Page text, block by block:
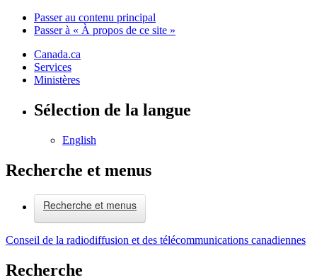
Passer au contenu principal
Passer à « À propos de ce site »
Canada.ca
Services
Ministères
Sélection de la langue
English
Recherche et menus
Recherche et menus
Conseil de la radiodiffusion et des télécommunications canadiennes
Recherche